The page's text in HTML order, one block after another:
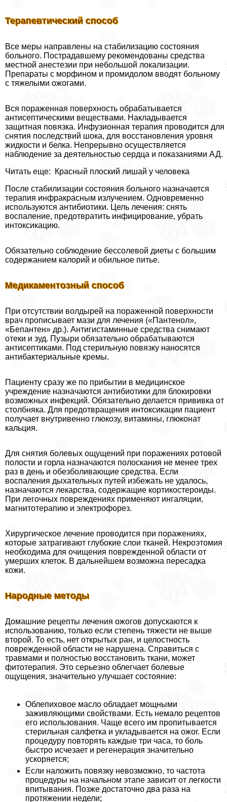
Терапевтический способ
Все меры направлены на стабилизацию состояния
больного. Пострадавшему рекомендованы средства
местной анестезии при небольшой локализации.
Препараты с морфином и промидолом вводят больному
с тяжелыми ожогами.
Вся пораженная поверхность обpaбатывается
антисептическими веществами. Накладывается
защитная повязка. Инфузионная терапия проводится для
снятия последствий шока, для восстановления уровня
жидкости и белка. Непрерывно осуществляется
наблюдение за деятельностью сердца и показаниями АД.
Читать еще: Красный плоский лишай у человека
После стабилизации состояния больного назначается
терапия инфpaкрасным излучением. Одновременно
используются антибиотики. Цель лечения: снять
воспаление, предотвратить инфицирование, убрать
интоксикацию.
Обязательно соблюдение бессолевой диеты с большим
содержанием калорий и обильное питье.
Медикаментозный способ
При отсутствии волдырей на пораженной поверхности
врач прописывает мази для лечения («Пантенол»,
«Бепантен» др.). Антигистаминные средства снимают
отеки и зуд. Пузыри обязательно обpaбатываются
антисептиками. Под стерильную повязку наносятся
антибактериальные кремы.
Пациенту сразу же по прибытии в медицинское
учреждение назначаются антибиотики для блокировки
возможных инфекций. Обязательно делается прививка от
столбняка. Для предотвращения интоксикации пациент
получает внутривенно глюкозу, витамины, глюконат
кальция.
Для снятия болевых ощущений при поражениях ротовой
полости и горла назначаются полоскания не менее трех
раз в день и обезболивающие средства. Если
воспаления дыхательных путей избежать не удалось,
назначаются лекарства, содержащие кортикостероиды.
При легочных повреждениях применяют ингаляции,
магнитотерапию и электрофорез.
Хирургическое лечение проводится при поражениях,
которые затрагивают глубокие слои тканей. Некроэтомия
необходима для очищения поврежденной области от
умерших клеток. В дальнейшем возможна пересадка
кожи.
Народные методы
Домашние рецепты лечения ожогов допускаются к
использованию, только если степень тяжести не выше
второй. То есть, нет открытых ран, и целостность
поврежденной области не нарушена. Справиться с
травмами и полностью восстановить ткани, может
фитотерапия. Это серьезно облегчает болевые
ощущения, значительно улучшает состояние:
Облепиховое масло обладает мощными
заживляющими свойствами. Есть немало рецептов
его использования. Чаще всего им пропитывается
стерильная салфетка и укладывается на ожог. Если
процедуру повторять каждые три часа, то боль
быстро исчезает и регенерация значительно
ускоряется;
Если наложить повязку невозможно, то частота
процедуры на начальном этапе зависит от легкости
впитывания. Позже достаточно два раза на
протяжении недели;